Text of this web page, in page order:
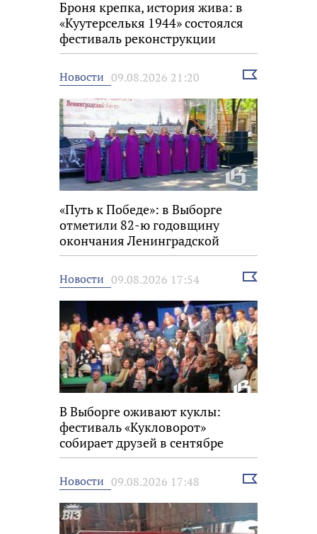
Броня крепка, история жива: в
«Куутерселькя 1944» состоялся
фестиваль реконструкции
Новости 09.08.2026 21:20
Выбрать
«Путь к Победе»: в Выборге
отметили 82-ю годовщину
окончания Ленинградской
битвы
Новости 09.08.2026 17:54
Выбрать
В Выборге оживают куклы:
фестиваль «Кукловорот»
собирает друзей в сентябре
Новости 09.08.2026 17:48
Выбрать